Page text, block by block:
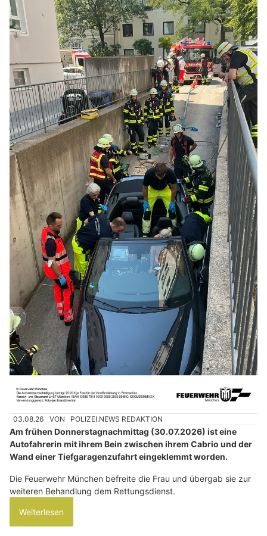
03.08.26 VON POLIZEI.NEWS REDAKTION
Am frühen Donnerstagnachmittag (30.07.2026) ist eine
Autofahrerin mit ihrem Bein zwischen ihrem Cabrio und der
Wand einer Tiefgaragenzufahrt eingeklemmt worden.
Die Feuerwehr München befreite die Frau und übergab sie zur
weiteren Behandlung dem Rettungsdienst.
Weiterlesen